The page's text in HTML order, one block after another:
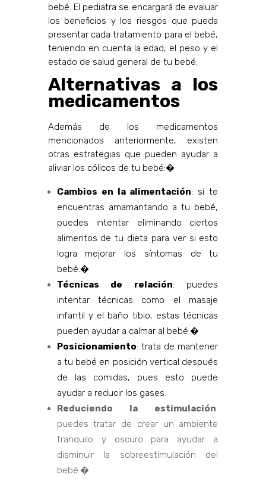
bebé. El pediatra se encargará de evaluar
los beneficios y los riesgos que pueda
presentar cada tratamiento para el bebé,
teniendo en cuenta la edad, el peso y el
estado de salud general de tu bebé.
Alternativas a los
medicamentos
Además de los medicamentos
mencionados anteriormente, existen
otras estrategias que pueden ayudar a
aliviar los cólicos de tu bebé:�
Cambios en la alimentación: si te
encuentras amamantando a tu bebé,
puedes intentar eliminando ciertos
alimentos de tu dieta para ver si esto
logra mejorar los síntomas de tu
bebé.�
Técnicas de relación: puedes
intentar técnicas como el masaje
infantil y el baño tibio, estas técnicas
pueden ayudar a calmar al bebé.�
Posicionamiento: trata de mantener
a tu bebé en posición vertical después
de las comidas, pues esto puede
ayudar a reducir los gases.
Reduciendo la estimulación:
puedes tratar de crear un ambiente
tranquilo y oscuro para ayudar a
disminuir la sobreestimulación del
bebé.�